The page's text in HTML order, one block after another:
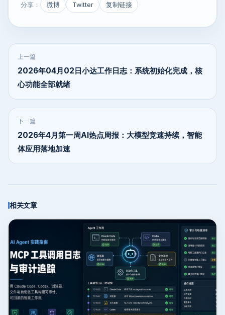
分享： 微博 Twitter 复制链接
上一篇
2026年04月02日小达工作日志：系统初始化完成，核
心功能全部就绪
下一篇
2026年4月第一周AI热点周报：大模型竞速持续，智能
体应用落地加速
相关文章